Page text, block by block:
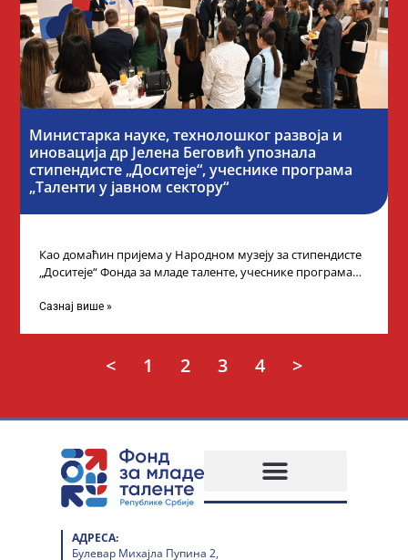
Министарка науке, технолошког развоја и
иновација др Јелена Беговић упознала
стипендисте „Доситеје“, учеснике програма
„Таленти у јавном сектору“
Као домаћин пријема у Народном музеју за стипендисте
„Доситеје“ Фонда за младе таленте, учеснике програма
Сазнај више »
< 1 2 3 4 >
АДРЕСА:
Булевар Михајла Пупина 2,